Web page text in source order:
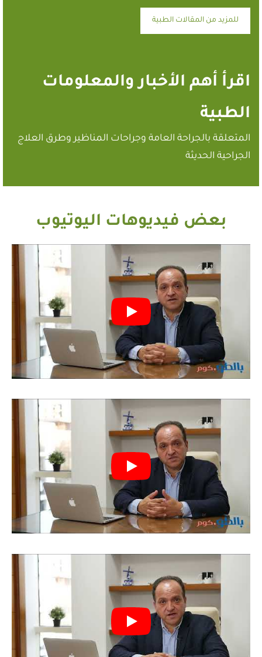
للمزيد من المقالات الطبية
اقرأ أهم الأخبار والمعلومات
الطبية
المتعلقة بالجراحة العامة وجراحات المناظير وطرق العلاج
الجراحية الحديثة
بعض فيديوهات اليوتيوب